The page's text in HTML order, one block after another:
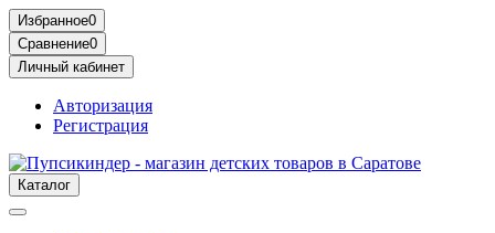
Избранное0
Сравнение0
Личный кабинет
Авторизация
Регистрация
Каталог